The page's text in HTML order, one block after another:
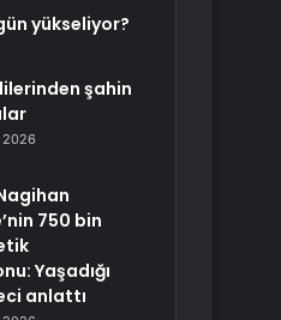
yükseliyor?
şahin
2026
750 bin
Yaşadığı
anlattı